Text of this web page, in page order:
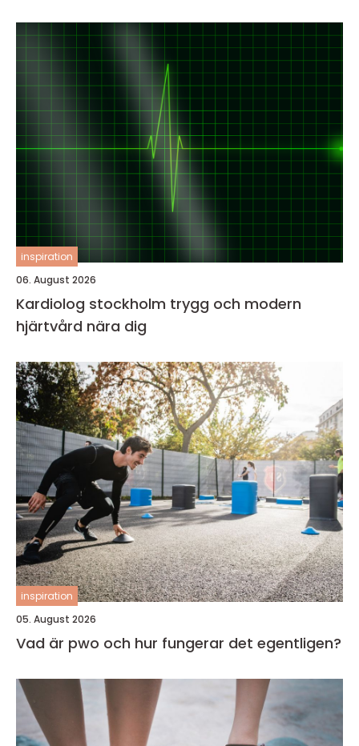
inspiration
06. August 2026
Kardiolog stockholm trygg och modern
hjärtvård nära dig
inspiration
05. August 2026
Vad är pwo och hur fungerar det egentligen?